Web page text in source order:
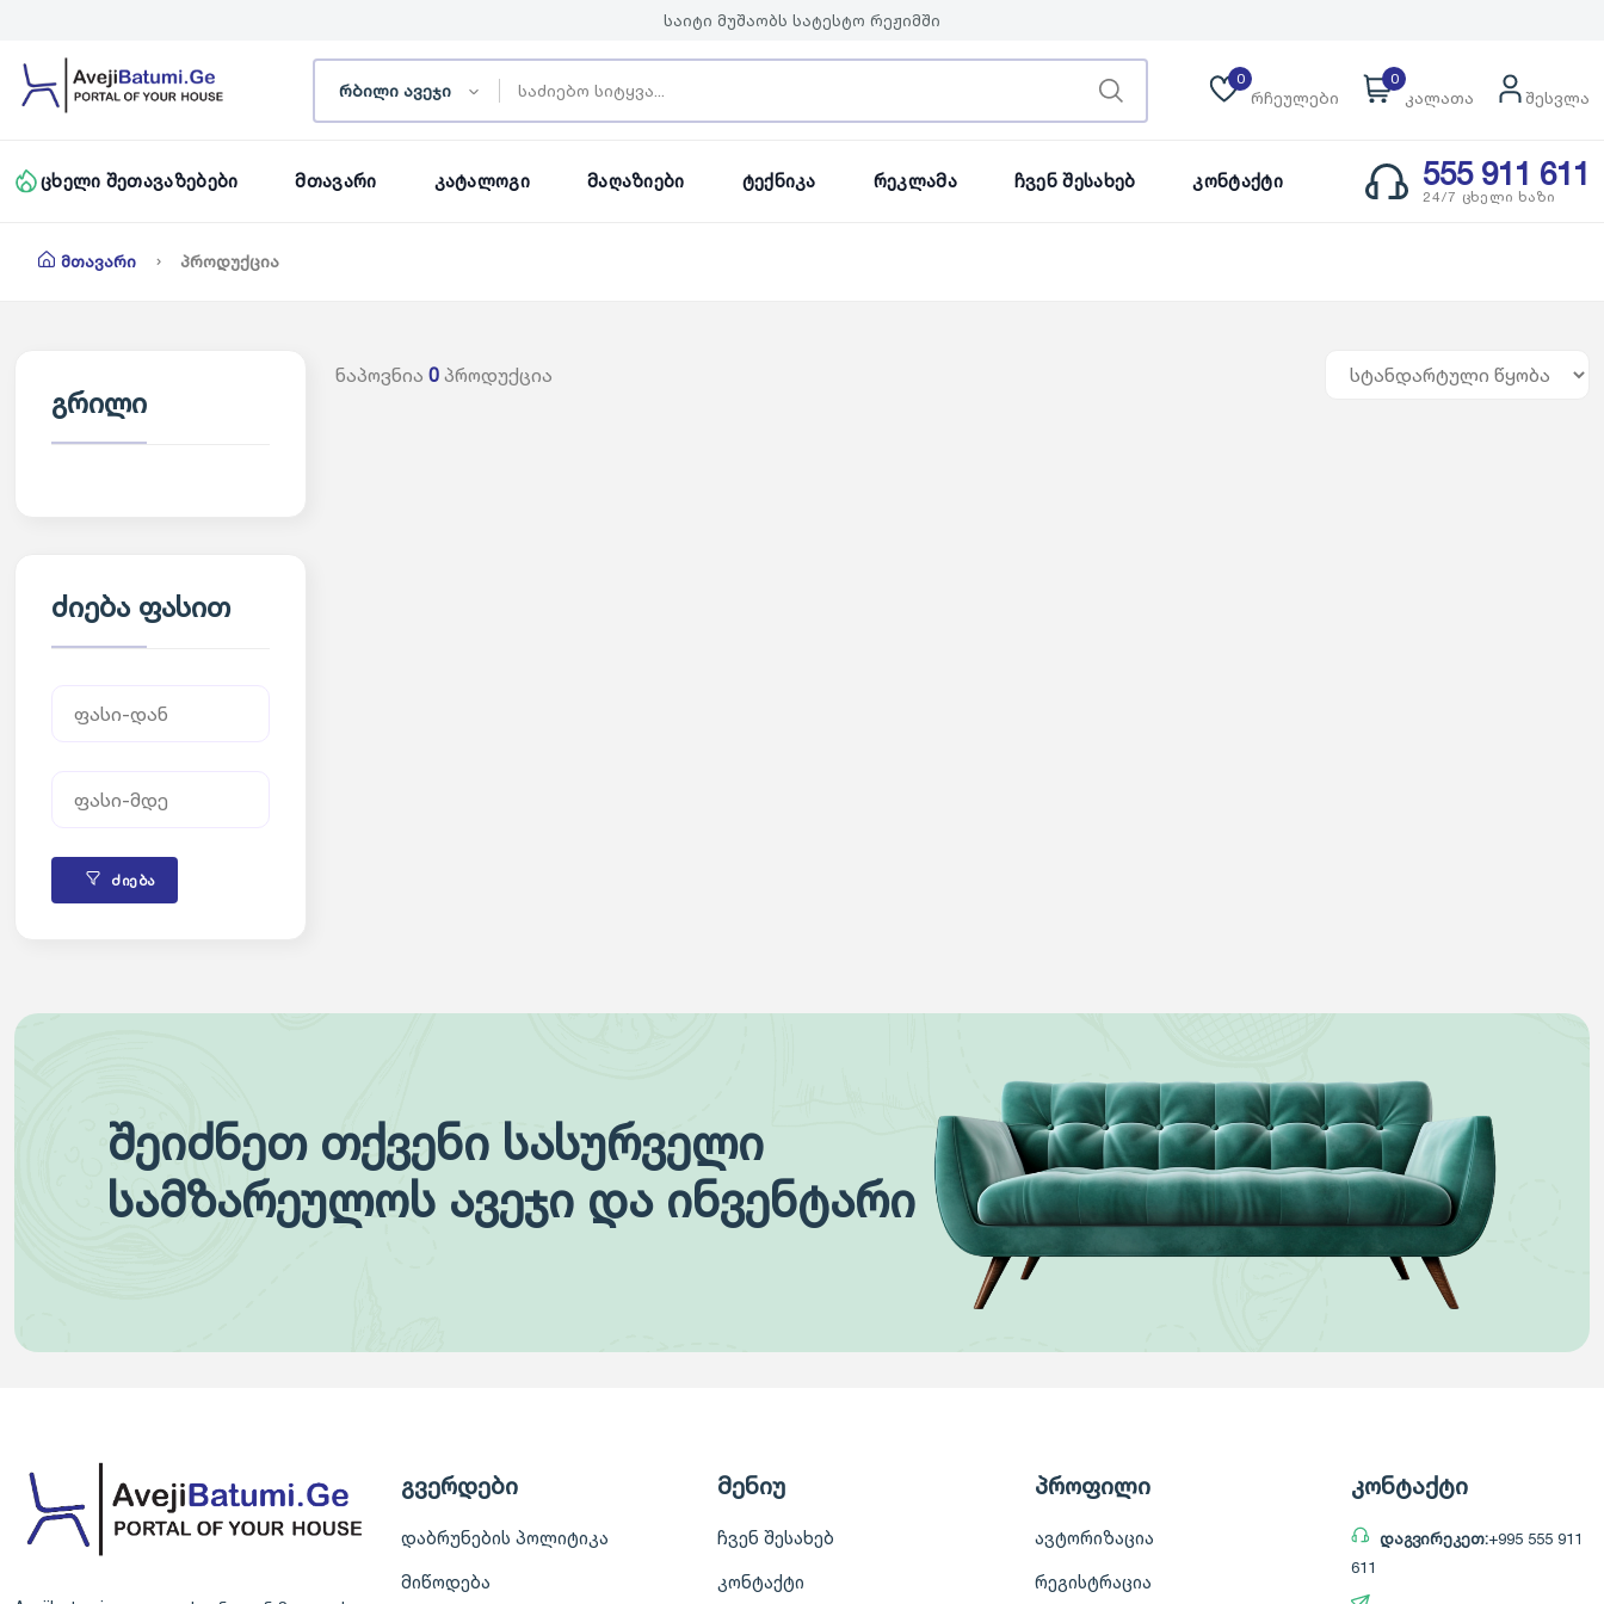
საიტი მუშაობს სატესტო რეჟიმში
რბილი ავეჯი
0
რჩეულები
0
კალათა შესვლა
Ცხელი Შეთავაზებები Მთავარი Კატალოგი Მაღაზიები Ტექნიკა Რეკლამა Ჩვენ Შესახებ Კონტაქტი 555 911 611
24/7 ცხელი ხაზი
Მთავარი Პროდუქცია
ნაპოვნია 0პროდუქცია
გრილი
ძიება ფასით
ძიება
შეიძნეთ თქვენი სასურველი
სამზარეულოს ავეჯი და ინვენტარი
გვერდები
დაბრუნების პოლიტიკა
მიწოდება
მენიუ
ჩვენ შესახებ
კონტაქტი
პროფილი
ავტორიზაცია
რეგისტრაცია
კონტაქტი
დაგვირეკეთ:+995 555 911
611